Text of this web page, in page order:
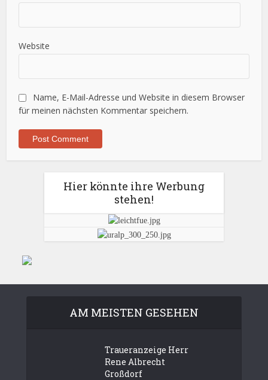
Website
Name, E-Mail-Adresse und Website in diesem Browser
für meinen nächsten Kommentar speichern.
Hier könnte ihre Werbung
stehen!
AM MEISTEN GESEHEN
Traueranzeige Herr
Rene Albrecht
Großdorf